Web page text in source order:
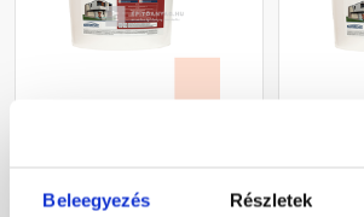
Beleegyezés Részletek
vékonyvakolat, kapart 1,5